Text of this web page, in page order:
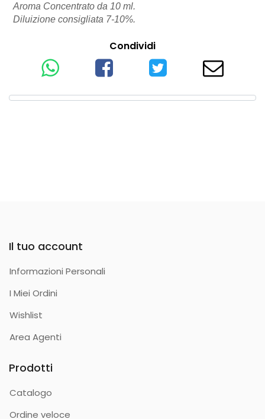
Aroma Concentrato da 10 ml.
Diluizione consigliata 7-10%.
Condividi
Il tuo account
Informazioni Personali
I Miei Ordini
Wishlist
Area Agenti
Prodotti
Catalogo
Ordine veloce